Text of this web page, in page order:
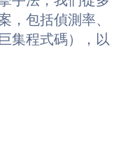
，包括偵測率、
集程式碼），以